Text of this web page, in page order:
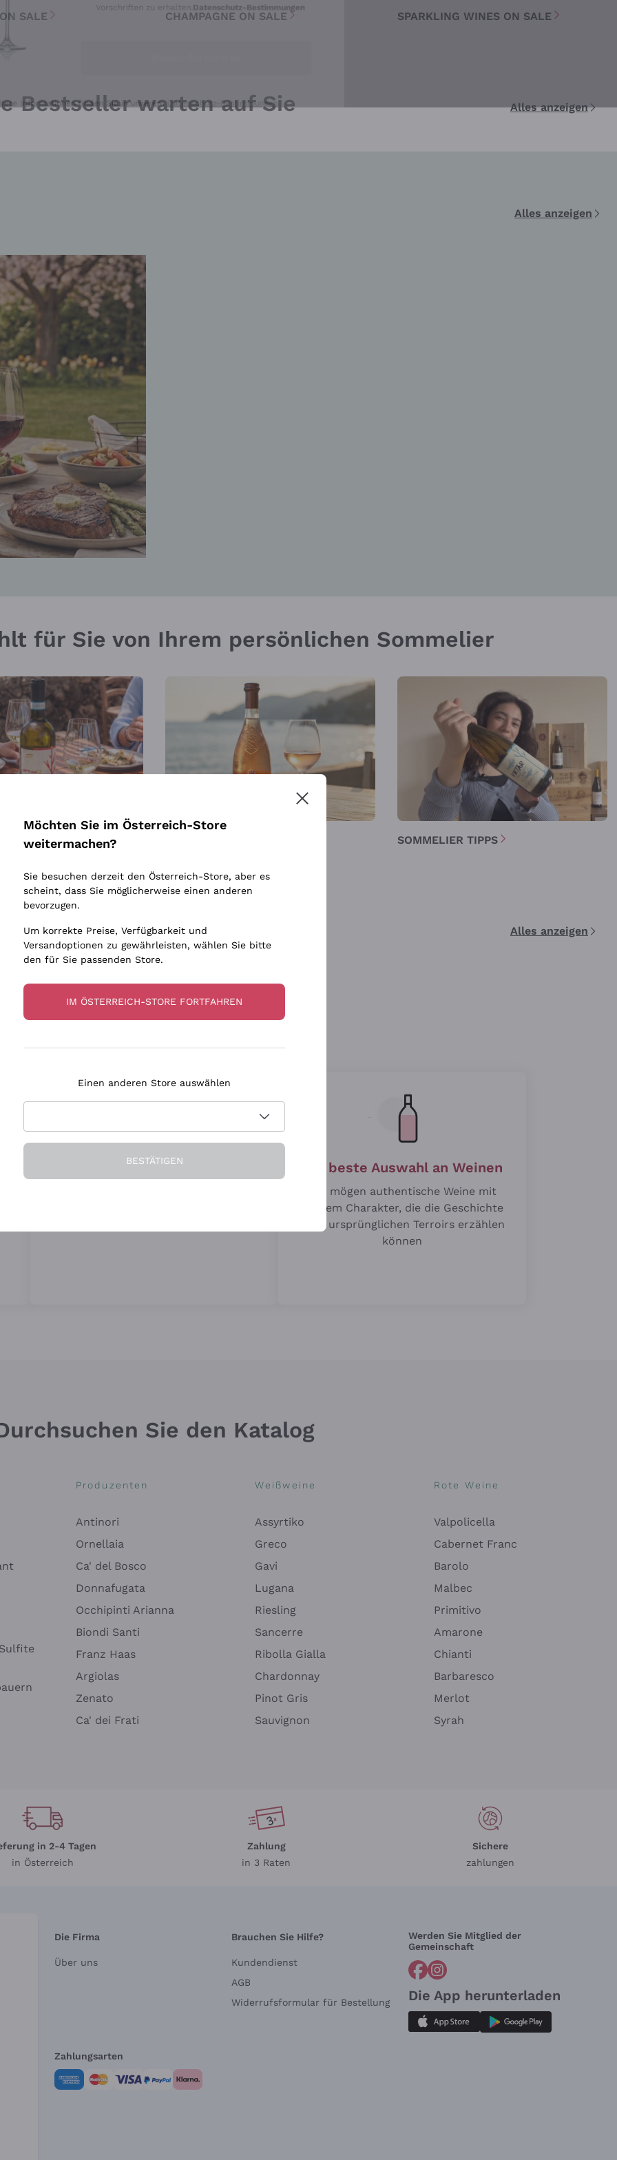
SALE CHAMPAGNE ON SALE SPARKLING WINES ON SALE
Bestseller warten auf Sie Alles anzeigen
Alles anzeigen
für Sie von Ihrem persönlichen Sommelier
SOMMELIER TIPPS
zum Genießen Alles anzeigen
Ihr persönlicher Sommelier Die beste Auswahl an Weinen
Wir mögen authentische Weine mit
großem Charakter, die die Geschichte
ihrer ursprünglichen Terroirs erzählen
können
Sie den Katalog
Produzenten
Antinori
Ornellaia
Ca' del Bosco
Donnafugata
Occhipinti Arianna
Biondi Santi
Franz Haas
Argiolas
Zenato
Ca' dei Frati
Weißweine
Assyrtiko
Greco
Gavi
Lugana
Riesling
Sancerre
Ribolla Gialla
Chardonnay
Pinot Gris
Sauvignon
Rote Weine
Valpolicella
Cabernet Franc
Barolo
Malbec
Primitivo
Amarone
Chianti
Barbaresco
Merlot
Syrah
in 2-4 Tagen
in Österreich
Zahlung
in 3 Raten
Sichere
zahlungen
Die Firma
Über uns
Brauchen Sie Hilfe?
Kundendienst
AGB
Widerrufsformular für Bestellung
Werden Sie Mitglied der
Gemeinschaft
Die App herunterladen
Zahlungsarten
Möchten Sie im Österreich-Store
weitermachen?
Sie besuchen derzeit den Österreich-Store, aber es
scheint, dass Sie möglicherweise einen anderen
bevorzugen.
Um korrekte Preise, Verfügbarkeit und
Versandoptionen zu gewährleisten, wählen Sie bitte
den für Sie passenden Store.
IM ÖSTERREICH-STORE FORTFAHREN
Einen anderen Store auswählen
BESTÄTIGEN